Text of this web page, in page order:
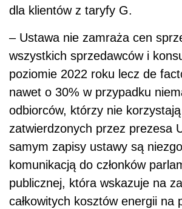
dla klientów z taryfy G.
– Ustawa nie zamraża cen
wszystkich sprzedawców i
poziomie 2022 roku lecz de
nawet o 30% w przypadku
odbiorców, którzy nie
zatwierdzonych przez prezesa
samym zapisy ustawy są
komunikacją do członków
publicznej, która wskazuje na
całkowitych kosztów energii na